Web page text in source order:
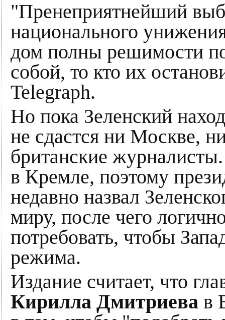
"Пренеприятнейший
национального
дом полны решимости
собой, то кто их
Telegraph.
Но пока Зеленский
не сдастся ни Москве,
британские
в Кремле, поэтому
недавно назвал
миру, после чего
потребовать, чтобы
режима.
Издание считает, что
Кирилла Дмитриева в